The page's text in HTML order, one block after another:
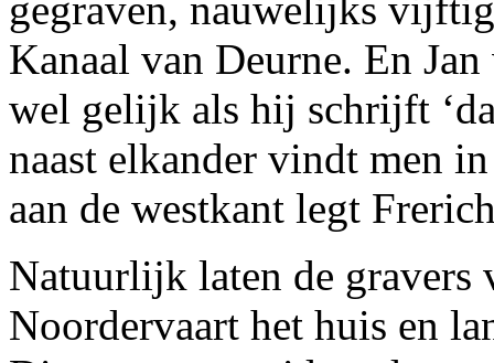
Kanaal van Deurne. En
wel gelijk als hij schrijft
naast elkander vindt men
aan de westkant legt
Natuurlijk laten de gravers
Noordervaart het huis en